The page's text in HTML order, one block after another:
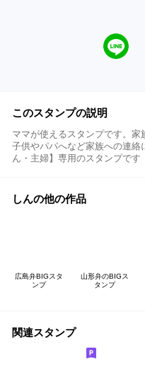
このスタンプの説明
ママが使えるスタンプです。
子供やパパへなど家族への連絡
ん・主婦】専用のスタンプです
しんの他の作品
広島弁BIGスタ
ンプ
山形弁のBIGス
タンプ
関連スタンプ